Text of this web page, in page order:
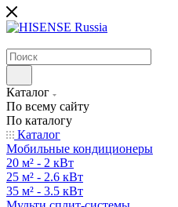
Каталог
По всему сайту
По каталогу
Каталог
Мобильные кондиционеры
20 м² - 2 кВт
25 м² - 2.6 кВт
35 м² - 3.5 кВт